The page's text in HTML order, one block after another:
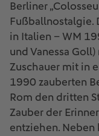
Berliner
Fußballnostalgie.
in Italien – WM
und Vanessa
Zuschauer mit in
1990 zauberten
Rom den dritten
Zauber der
entziehen. Neben